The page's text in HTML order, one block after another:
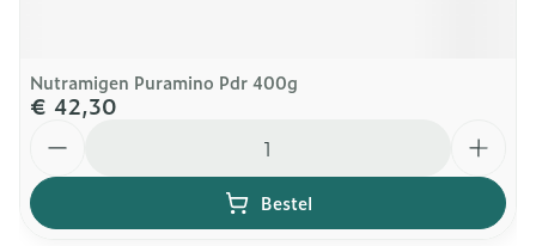
Nutramigen Puramino Pdr 400g
€ 42,30
Bestel